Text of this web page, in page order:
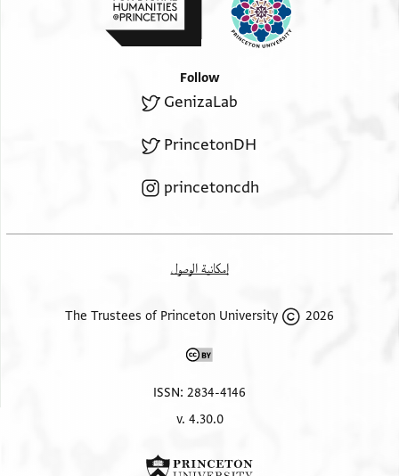
Follow
GenizaLab
PrincetonDH
princetoncdh
إمكانية الوصول
2026 The Trustees of Princeton University
ISSN: 2834-4146
v. 4.30.0